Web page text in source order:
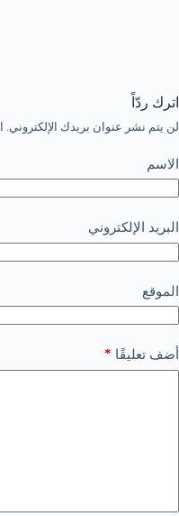
اترك ردّاً
لن يتم نشر عنوان بريدك الإلكتروني.
الاسم
البريد الإلكتروني
الموقع
أضف تعليقًا *